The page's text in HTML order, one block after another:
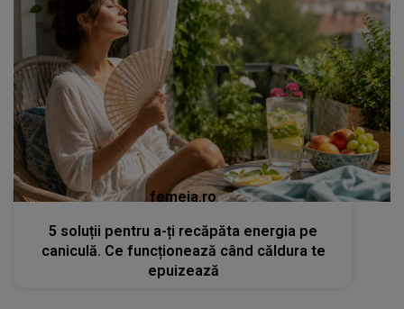
femeia.ro
5 soluții pentru a-ți recăpăta energia pe
caniculă. Ce funcționează când căldura te
epuizează